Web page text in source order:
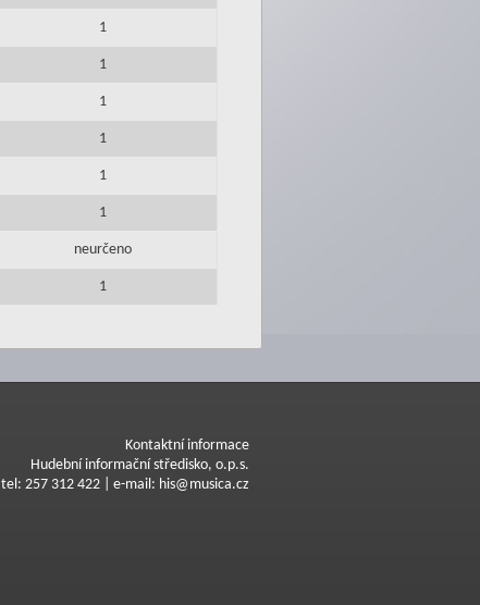
1
1
1
1
1
1
neurčeno
1
Kontaktní informace
Hudební informační středisko, o.p.s.
tel: 257 312 422 | e-mail: his@musica.cz